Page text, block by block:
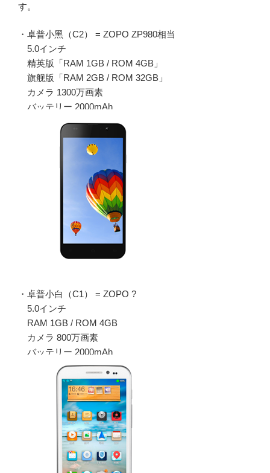
す。
・卓普小黑（C2） = ZOPO ZP980相当
5.0インチ
精英版「RAM 1GB / ROM 4GB」
旗舰版「RAM 2GB / ROM 32GB」
カメラ 1300万画素
バッテリー 2000mAh
・卓普小白（C1） = ZOPO ?
5.0インチ
RAM 1GB / ROM 4GB
カメラ 800万画素
バッテリー 2000mAh